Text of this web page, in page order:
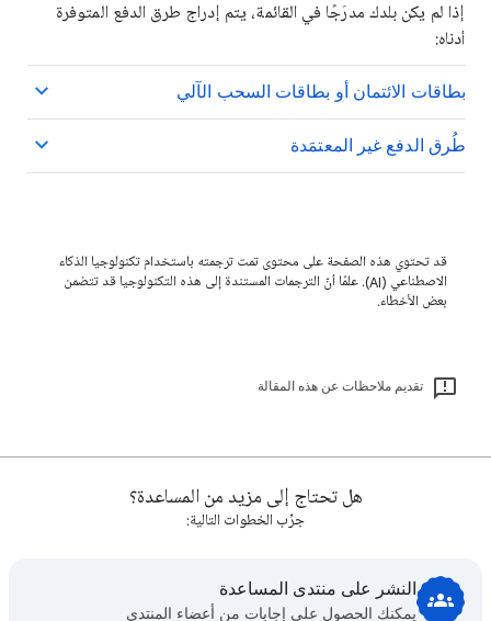
إذا لم يكن بلدك مدرَجًا في القائمة، يتم إدراج طرق الدفع المتوفرة
أدناه:
بطاقات الائتمان أو بطاقات السحب الآلي
طُرق الدفع غير المعتمَدة
قد تحتوي هذه الصفحة على محتوى تمت ترجمته باستخدام تكنولوجيا الذكاء
الاصطناعي (AI). علمًا أنّ الترجمات المستندة إلى هذه التكنولوجيا قد تتضمن
بعض الأخطاء.
تقديم ملاحظات عن هذه المقالة
هل تحتاج إلى مزيد من المساعدة؟
جرِّب الخطوات التالية:
النشر على منتدى المساعدة
يمكنك الحصول على إجابات من أعضاء المنتدى